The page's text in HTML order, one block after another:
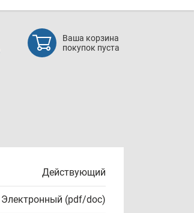
Ваша корзина
покупок пуста
Действующий
Электронный (pdf/doc)